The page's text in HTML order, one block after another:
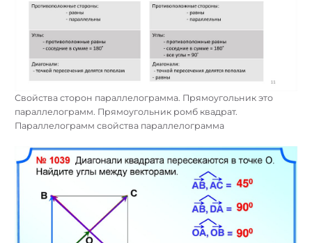
Свойства сторон параллелограмма. Прямоугольник это
параллелограмм. Прямоугольник ромб квадрат.
Параллелограмм свойства параллелограмма